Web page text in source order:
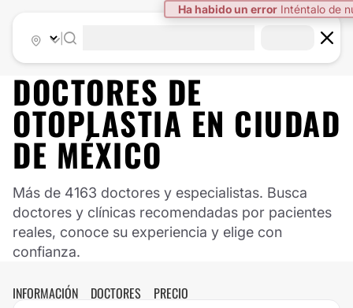
DOCTORES DE
OTOPLASTIA EN CIUDAD
DE MÉXICO
Más de 4163 doctores y especialistas. Busca
doctores y clínicas recomendadas por pacientes
reales, conoce su experiencia y elige con
confianza.
INFORMACIÓN DOCTORES PRECIO